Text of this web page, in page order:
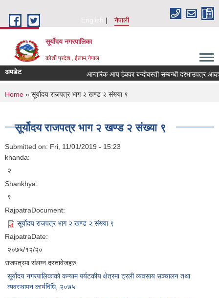
English
नेपाली
सूर्याेदय नगरपालिका
कोशी प्रदेश , ईलाम,नेपाल
अपडेट आन्तरिक आय ठेक्का बन्दोबस्ती सम्बन्धी दरभाउपत्र
You are here
Home » सूर्योदय राजपत्र भाग २ खण्ड २ संख्या ९
सूर्योदय राजपत्र भाग २ खण्ड २ संख्या ९
Submitted on: Fri, 11/01/2019 - 15:23
khanda:
२
Shankhya:
९
RajpatraDocument:
सूर्योदय राजपत्र भाग २ खण्ड २ संख्या ९
RajpatraDate:
२०७५/१२/२०
राजपत्रमा संलग्न दस्तावेजहरु:
सूर्योदय नगरपालिकाको कन्याम पर्यटकीय क्षेत्रमा ट्रली व्यवसाय सञ्चालन तथा
व्यवस्थापन कार्यविधि, २०७५